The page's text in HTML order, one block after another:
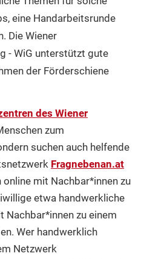
eine Handarbeitsrunde
Die Wiener
- WiG unterstützt gute
der Förderschiene
des Wiener
zum
suchen auch helfende
Fragnebenan.at
mit Nachbar*innen zu
etwa handwerkliche
Nachbar*innen zu einem
Wer handwerklich
Netzwerk